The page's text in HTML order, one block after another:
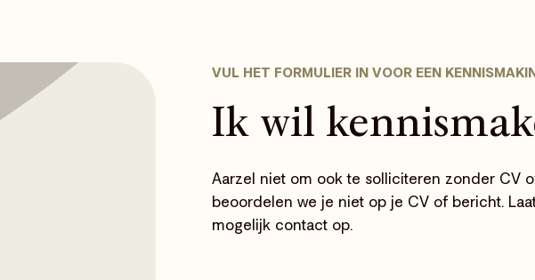
VUL HET FORMULIER IN VOOR EEN
Ik wil
Aarzel niet om ook te solliciteren zonder CV
beoordelen we je niet op je CV of bericht.
mogelijk contact op.